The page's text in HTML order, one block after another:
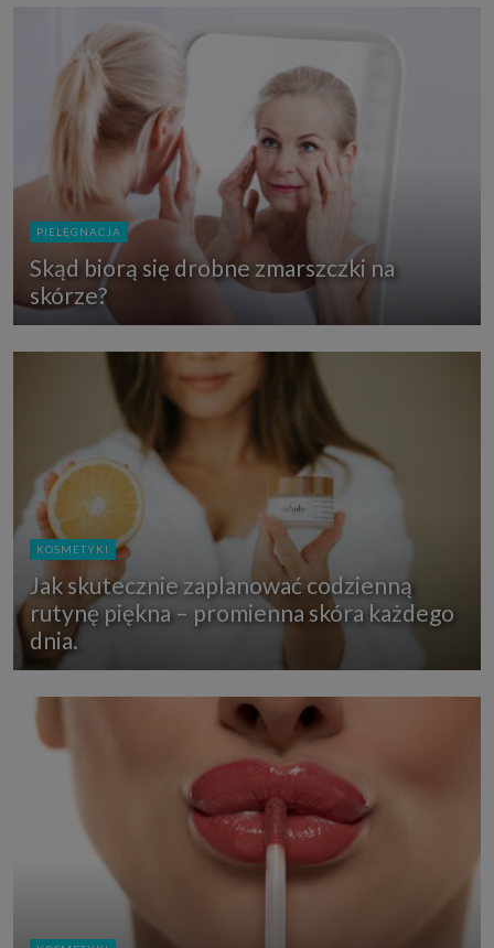
PIELĘGNACJA
Skąd biorą się drobne zmarszczki na
skórze?
KOSMETYKI
Jak skutecznie zaplanować codzienną
rutynę piękna – promienna skóra każdego
dnia.